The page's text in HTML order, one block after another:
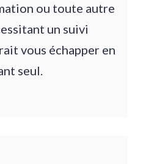
ou toute autre
un suivi
vous échapper en
seul.